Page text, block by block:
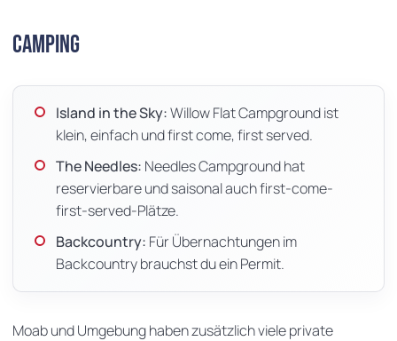
Camping
Island in the Sky:Willow Flat Campground ist
klein, einfach und first come, first served.
The Needles: Needles Campground hat
reservierbare und saisonal auch first-come-
first-served-Plätze.
Backcountry: Für Übernachtungen im
Backcountry brauchst du ein Permit.
Moab und Umgebung haben zusätzlich viele private